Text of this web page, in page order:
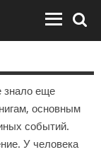
знало еще
основным
событий.
У человека